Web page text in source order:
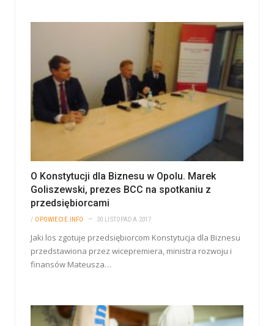
O Konstytucji dla Biznesu w Opolu. Marek
Goliszewski, prezes BCC na spotkaniu z
przedsiębiorcami
/ OPOWIECIE.INFO 30 LISTOPADA 2017
Jaki los zgotuje przedsiębiorcom Konstytucja dla Biznesu
przedstawiona przez wicepremiera, ministra rozwoju i
finansów Mateusza…